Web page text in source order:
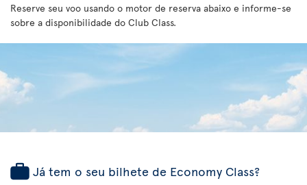
Reserve seu voo usando o motor de reserva abaixo e informe-se
sobre a disponibilidade do Club Class.
Já tem o seu bilhete de Economy Class?